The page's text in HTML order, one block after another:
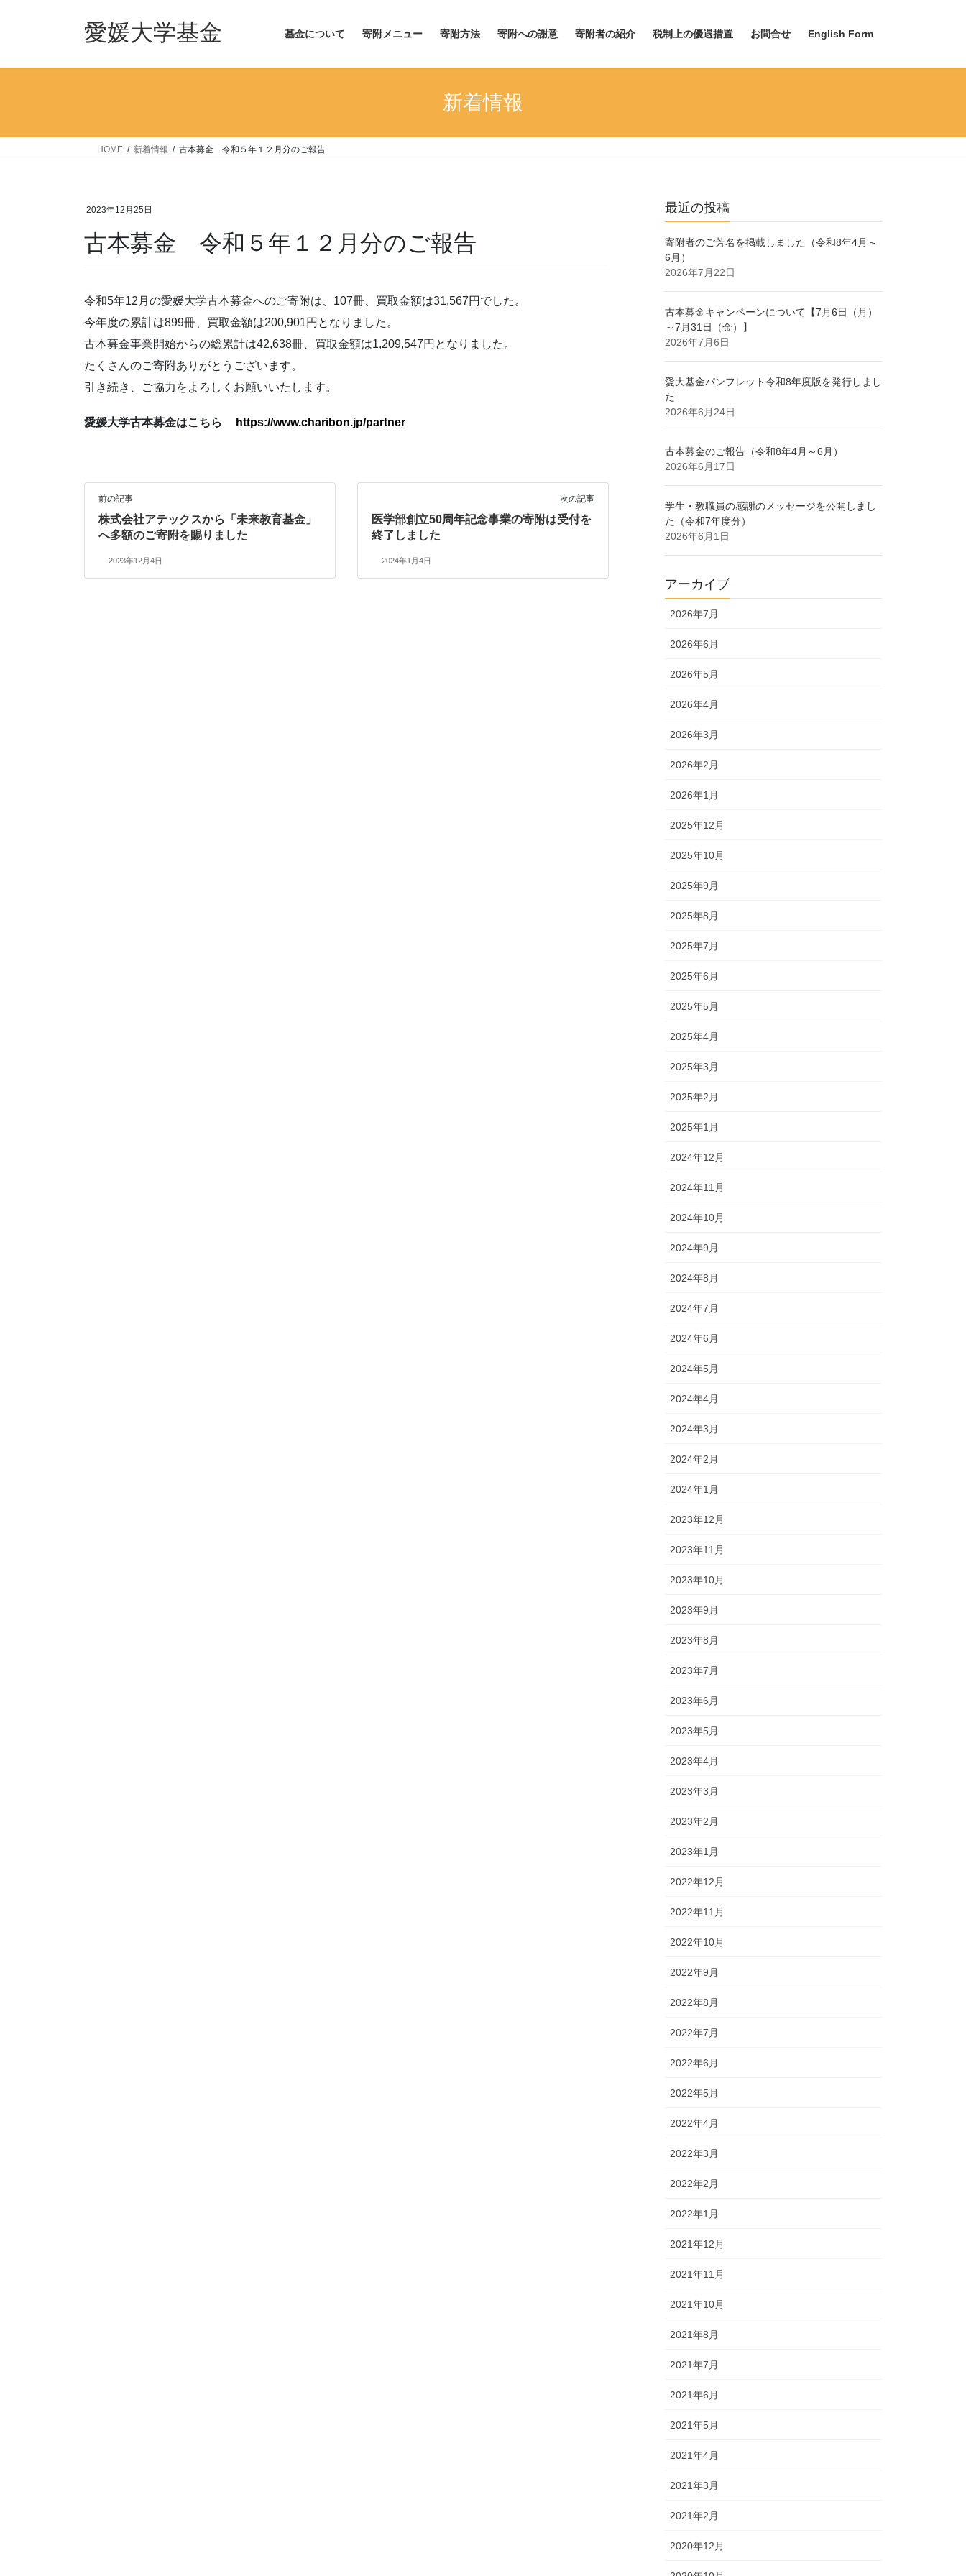
愛媛大学基金 基金について 寄附メニュー 寄附方法 寄附への謝意 寄附者の紹介 税制上の優遇措置 お問合せ English Form
新着情報
HOME 新着情報 古本募金 令和５年１２月分のご報告
2023年12月25日
古本募金 令和５年１２月分のご報告
令和5年12月の愛媛大学古本募金へのご寄附は、107冊、買取金額は31,567円でした。
今年度の累計は899冊、買取金額は200,901円となりました。
古本募金事業開始からの総累計は42,638冊、買取金額は1,209,547円となりました。
たくさんのご寄附ありがとうございます。
引き続き、ご協力をよろしくお願いいたします。
愛媛大学古本募金はこちら https://www.charibon.jp/partner
前の記事
株式会社アテックスから「未来教育基金」
へ多額のご寄附を賜りました
2023年12月4日
次の記事
医学部創立50周年記念事業の寄附は受付を
終了しました
2024年1月4日
最近の投稿
寄附者のご芳名を掲載しました（令和8年4月～
6月）
2026年7月22日
古本募金キャンペーンについて【7月6日（月）
～7月31日（金）】
2026年7月6日
愛⼤基⾦パンフレット令和8年度版を発⾏しまし
た
2026年6月24日
古本募金のご報告（令和8年4月～6月）
2026年6月17日
学生・教職員の感謝のメッセージを公開しまし
た（令和7年度分）
2026年6月1日
アーカイブ
2026年7月
2026年6月
2026年5月
2026年4月
2026年3月
2026年2月
2026年1月
2025年12月
2025年10月
2025年9月
2025年8月
2025年7月
2025年6月
2025年5月
2025年4月
2025年3月
2025年2月
2025年1月
2024年12月
2024年11月
2024年10月
2024年9月
2024年8月
2024年7月
2024年6月
2024年5月
2024年4月
2024年3月
2024年2月
2024年1月
2023年12月
2023年11月
2023年10月
2023年9月
2023年8月
2023年7月
2023年6月
2023年5月
2023年4月
2023年3月
2023年2月
2023年1月
2022年12月
2022年11月
2022年10月
2022年9月
2022年8月
2022年7月
2022年6月
2022年5月
2022年4月
2022年3月
2022年2月
2022年1月
2021年12月
2021年11月
2021年10月
2021年8月
2021年7月
2021年6月
2021年5月
2021年4月
2021年3月
2021年2月
2020年12月